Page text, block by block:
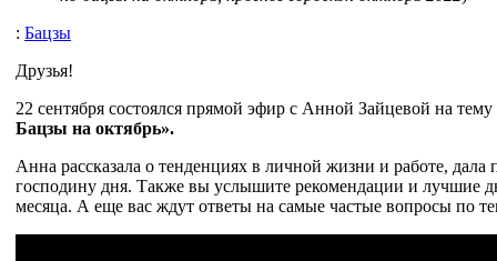
: Бацзы
Друзья!
22 сентября состоялся прямой эфир с Анной Зайцевой на тему
Бацзы на октябрь».
Анна рассказала о тенденциях в личной жизни и работе, дала
господину дня. Также вы услышите рекомендации и лучшие
месяца. А еще вас ждут ответы на самые частые вопросы по